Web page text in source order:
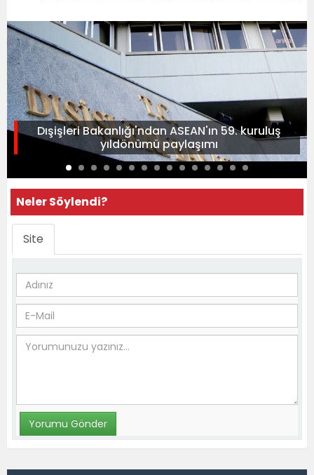
Dışişleri Bakanlığı'ndan ASEAN'ın 59. kuruluş
yıldönümü paylaşımı
Neler Söylendi?
Site